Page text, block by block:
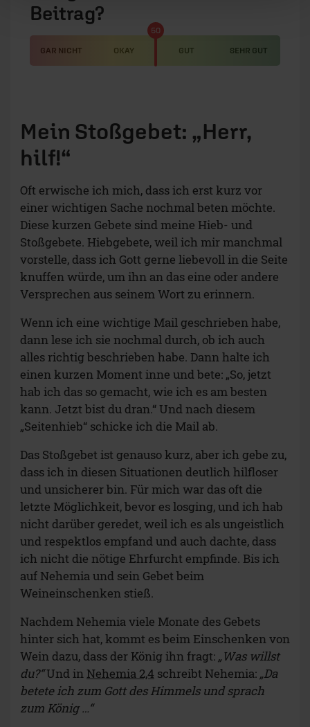
Beitrag?
GAR NICHT OKAY GUT SEHR GUT
50
Mein Stoßgebet: „Herr,
hilf!“
Oft erwische ich mich, dass ich erst kurz vor
einer wichtigen Sache nochmal beten möchte.
Diese kurzen Gebete sind meine Hieb- und
Stoßgebete. Hiebgebete, weil ich mir manchmal
vorstelle, dass ich Gott gerne liebevoll in die Seite
knuffen würde, um ihn an das eine oder andere
Versprechen aus seinem Wort zu erinnern.
Wenn ich eine wichtige Mail geschrieben habe,
dann lese ich sie nochmal durch, ob ich auch
alles richtig beschrieben habe. Dann halte ich
einen kurzen Moment inne und bete: „So, jetzt
hab ich das so gemacht, wie ich es am besten
kann. Jetzt bist du dran.“ Und nach diesem
„Seitenhieb“ schicke ich die Mail ab.
Das Stoßgebet ist genauso kurz, aber ich gebe zu,
dass ich in diesen Situationen deutlich hilfloser
und unsicherer bin. Für mich war das oft die
letzte Möglichkeit, bevor es losging, und ich hab
nicht darüber geredet, weil ich es als ungeistlich
und respektlos empfand und auch dachte, dass
ich nicht die nötige Ehrfurcht empfinde. Bis ich
auf Nehemia und sein Gebet beim
Weineinschenken stieß.
Nachdem Nehemia viele Monate des Gebets
hinter sich hat, kommt es beim Einschenken von
Wein dazu, dass der König ihn fragt: „Was willst
du?“Und in Nehemia 2,4 schreibt Nehemia: „Da
betete ich zum Gott des Himmels und sprach
zum König …“